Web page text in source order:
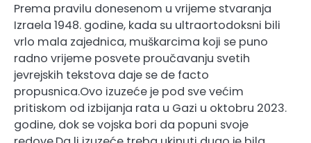
Prema pravilu donesenom u vrijeme stvaranja
Izraela 1948. godine, kada su ultraortodoksni bili
vrlo mala zajednica, muškarcima koji se puno
radno vrijeme posvete proučavanju svetih
jevrejskih tekstova daje se de facto
propusnica.Ovo izuzeće je pod sve većim
pritiskom od izbijanja rata u Gazi u oktobru 2023.
godine, dok se vojska bori da popuni svoje